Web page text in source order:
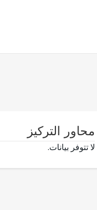
محاور التركيز
لا تتوفر بيانات.